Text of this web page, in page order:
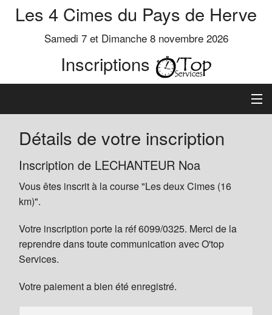
Les 4 Cimes du Pays de Herve
Samedi 7 et Dimanche 8 novembre 2026
Inscriptions
Inscription
Préinscrits
Informations
Détails de votre inscription
Inscription de LECHANTEUR Noa
Vous êtes inscrit à la course "Les deux Cimes (16
km)".
Votre inscription porte la réf 6099/0325. Merci de la
reprendre dans toute communication avec O'top
Services.
Votre paiement a bien été enregistré.